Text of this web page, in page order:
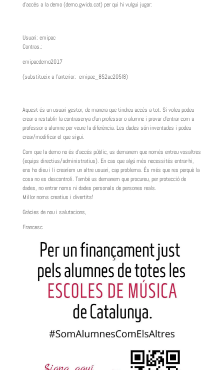
d’accés a la demo (demo.gwido.cat) per qui hi vulgui jugar:
Usuari: emipac
Contras.:
emipacdemo2017
(substitueix a l’anterior: emipac_852ac205f8)
Aquest és un usuari gestor, de manera que tindreu accés a tot. Si voleu podeu
crear o restablir la contrasenya d’un professor o alumne i provar d’entrar com a
professor o alumne per veure la diferència. Les dades són inventades i podeu
crear/modificar el que sigui.
Com que la demo no és d’accés públic, us demanem que només entreu vosaltres
(equips directius/administratius). En cas que algú més necessités entrar-hi,
ens ho dieu i li crearíem un altre usuari, cap problema. És més que res perquè la
cosa no es descontroli. També us demanem que procureu, per protecció de
dades, no entrar noms ni dades personals de persones reals.
Millor noms creatius i divertits!
Gràcies de nou i salutacions,
Francesc